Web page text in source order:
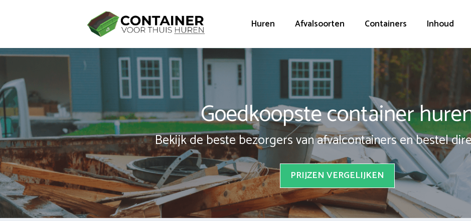
Huren Afvalsoorten Containers Inhoud
Goedkoopste container
Bekijk de beste bezorgers van afvalcontainers en bestel
PRIJZEN VERGELIJKEN